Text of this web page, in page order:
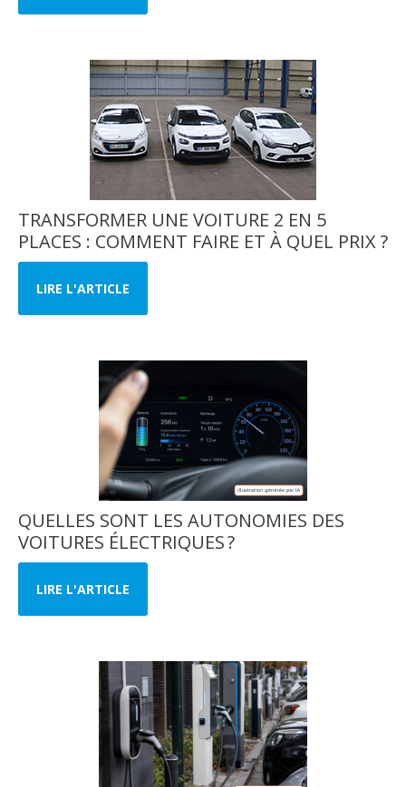
TRANSFORMER UNE VOITURE 2 EN 5
PLACES : COMMENT FAIRE ET À QUEL PRIX ?
LIRE L'ARTICLE
QUELLES SONT LES AUTONOMIES DES
VOITURES ÉLECTRIQUES ?
LIRE L'ARTICLE